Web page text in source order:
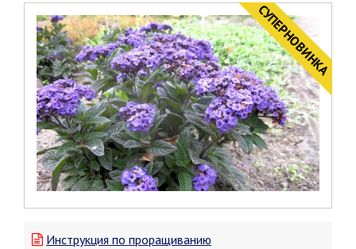
CУПЕРНОВИНКА
Инструкция по проращиванию